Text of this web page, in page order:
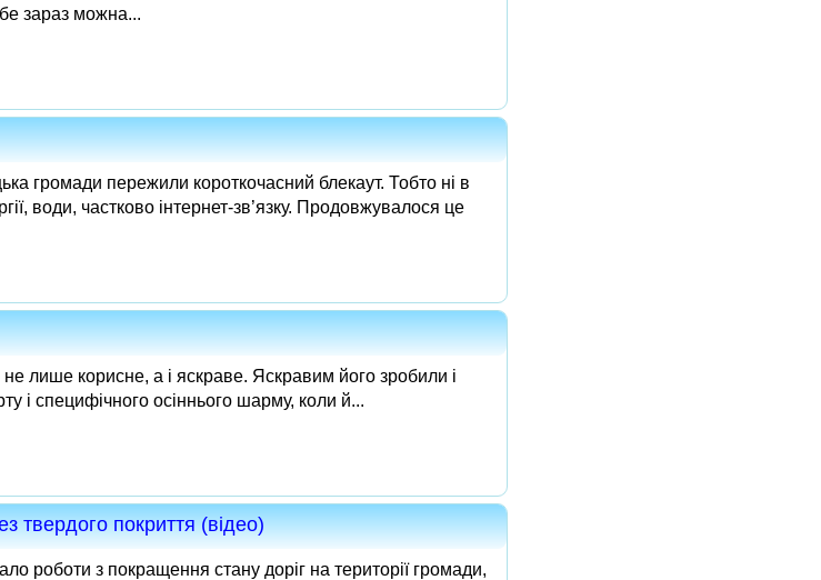
зараз можна...
громади пережили короткочасний блекаут. Тобто ні в
води, частково інтернет-зв’язку. Продовжувалося це
лише корисне, а і яскраве. Яскравим його зробили і
і специфічного осіннього шарму, коли й...
твердого покриття (відео)
роботи з покращення стану доріг на території громади,